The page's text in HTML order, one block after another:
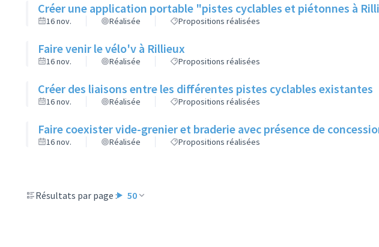
Créer une application portable "pistes cyclables et piétonnes à
16 nov. Réalisée Propositions réalisées
Faire venir le vélo'v à Rillieux
16 nov. Réalisée Propositions réalisées
Créer des liaisons entre les différentes pistes cyclables existantes
16 nov. Réalisée Propositions réalisées
Faire coexister vide-grenier et braderie avec présence de
16 nov. Réalisée Propositions réalisées
Résultats par page : 50